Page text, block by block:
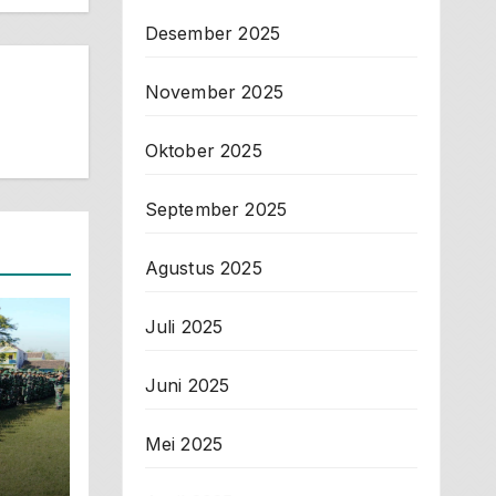
Desember 2025
November 2025
Oktober 2025
September 2025
Agustus 2025
Juli 2025
Juni 2025
Mei 2025